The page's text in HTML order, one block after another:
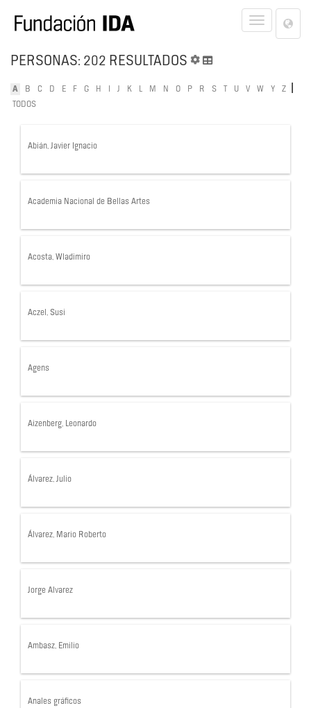
Toggle
PERSONAS: 202 RESULTADOS
A B C D E F G H J K L M N O P R S U V W Y Z
TODOS
Abián, Javier Ignacio
Academia Nacional de Bellas Artes
Acosta, Wladimiro
Aczel, Susi
Agens
Aizenberg, Leonardo
Álvarez, Julio
Álvarez, Mario Roberto
Jorge Alvarez
Ambasz, Emilio
Anales gráficos